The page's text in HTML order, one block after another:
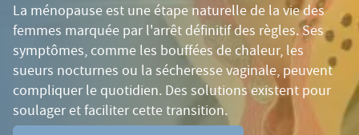
La ménopause est une étape naturelle de la vie des
femmes marquée par l'arrêt définitif des règles. Ses
symptômes, comme les bouffées de chaleur, les
sueurs nocturnes ou la sécheresse vaginale, peuvent
compliquer le quotidien. Des solutions existent pour
soulager et faciliter cette transition.